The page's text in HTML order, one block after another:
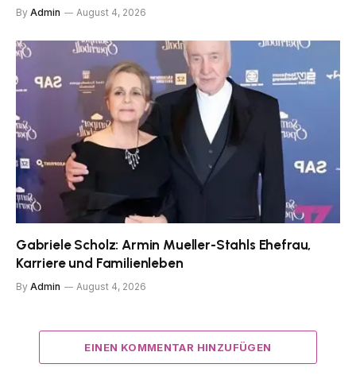
By Admin August 4, 2026
Gabriele Scholz: Armin Mueller-Stahls Ehefrau,
Karriere und Familienleben
By Admin August 4, 2026
EINEN KOMMENTAR HINZUFÜGEN